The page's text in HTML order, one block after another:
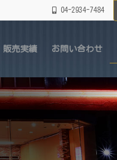
04-2934-7484
販売実績 お問い合わせ